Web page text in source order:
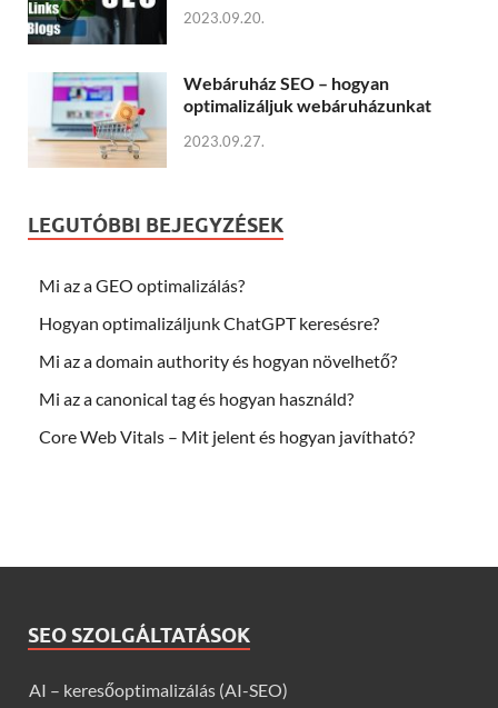
2023.09.20.
Webáruház SEO – hogyan
optimalizáljuk webáruházunkat
2023.09.27.
LEGUTÓBBI BEJEGYZÉSEK
Mi az a GEO optimalizálás?
Hogyan optimalizáljunk ChatGPT keresésre?
Mi az a domain authority és hogyan növelhető?
Mi az a canonical tag és hogyan használd?
Core Web Vitals – Mit jelent és hogyan javítható?
SEO SZOLGÁLTATÁSOK
AI – keresőoptimalizálás (AI-SEO)